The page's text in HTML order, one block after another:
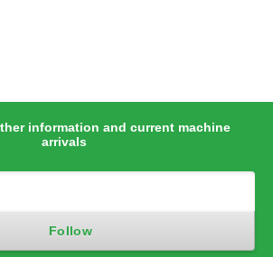
information and current machine
arrivals